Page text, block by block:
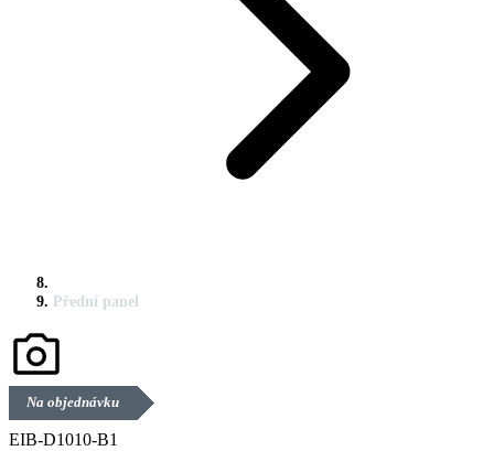
Přední panel
Na objednávku
EIB-D1010-B1